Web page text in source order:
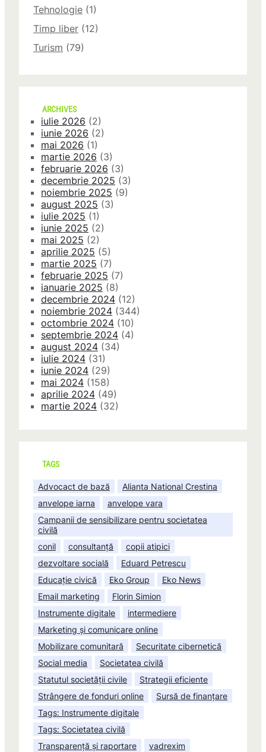
Tehnologie (1)
Timp liber (12)
Turism (79)
ARCHIVES
iulie 2026 (2)
iunie 2026 (2)
mai 2026 (1)
martie 2026 (3)
februarie 2026 (3)
decembrie 2025 (3)
noiembrie 2025 (9)
august 2025 (3)
iulie 2025 (1)
iunie 2025 (2)
mai 2025 (2)
aprilie 2025 (5)
martie 2025 (7)
februarie 2025 (7)
ianuarie 2025 (8)
decembrie 2024 (12)
noiembrie 2024 (344)
octombrie 2024 (10)
septembrie 2024 (4)
august 2024 (34)
iulie 2024 (31)
iunie 2024 (29)
mai 2024 (158)
aprilie 2024 (49)
martie 2024 (32)
TAGS
Advocact de bază
Alianta National Crestina
anvelope iarna
anvelope vara
Campanii de sensibilizare pentru societatea
civilă
conil
consultanță
copii atipici
dezvoltare socială
Eduard Petrescu
Educație civică
Eko Group
Eko News
Email marketing
Florin Simion
Instrumente digitale
intermediere
Marketing și comunicare online
Mobilizare comunitară
Securitate cibernetică
Social media
Societatea civilă
Statutul societății civile
Strategii eficiente
Strângere de fonduri online
Sursă de finanțare
Tags: Instrumente digitale
Tags: Societatea civilă
Transparență și raportare
vadrexim